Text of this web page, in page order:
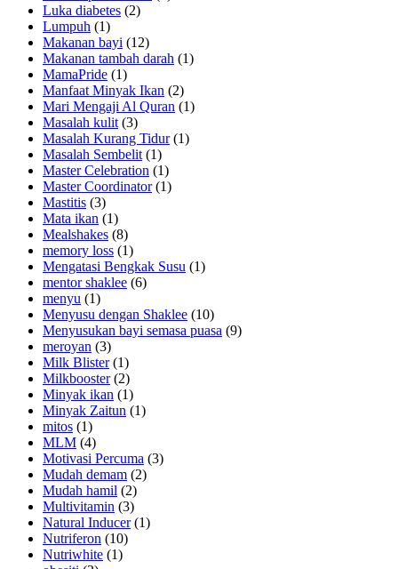
Luka diabetes (2)
Lumpuh (1)
Makanan bayi (12)
Makanan tambah darah (1)
MamaPride (1)
Manfaat Minyak Ikan (2)
Mari Mengaji Al Quran (1)
Masalah kulit (3)
Masalah Kurang Tidur(1)
Masalah Sembelit (1)
Master Celebration (1)
Master Coordinator(1)
Mastitis (3)
Mata ikan (1)
Mealshakes (8)
memory loss (1)
Mengatasi Bengkak Susu (1)
mentor shaklee (6)
menyu (1)
Menyusu dengan Shaklee (10)
Menyusukan bayi semasa puasa (9)
meroyan (3)
Milk Blister(1)
Milkbooster(2)
Minyak ikan (1)
Minyak Zaitun (1)
mitos (1)
MLM (4)
Motivasi Percuma (3)
Mudah demam (2)
Mudah hamil (2)
Multivitamin (3)
Natural Inducer(1)
Nutriferon (10)
Nutriwhite (1)